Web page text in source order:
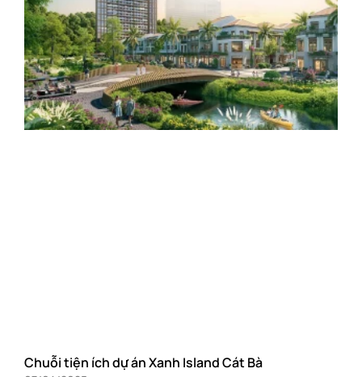
Chuỗi tiện ích dự án Xanh Island Cát Bà